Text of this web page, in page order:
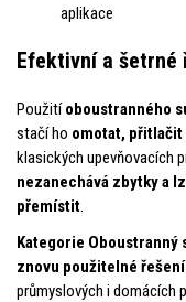
aplikace
Efektivní a šetrné
Použitíoboustranného
stačí ho omotat, přitlačit
klasických upevňovacích
nezanechává zbytky a
přemístit.
Kategorie Oboustranný
znovu použitelné řešení
průmyslových i domácích